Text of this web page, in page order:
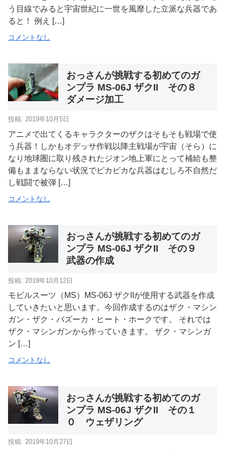
う目線でみると宇宙世紀に一世を風靡した立派な兵器であ
ると！ 例え […]
コメントなし
おっさんが挑戦する初めてのガ
ンプラ MS-06J ザクII その８
ダメージ加工
投稿: 2019年10月5日
アニメで出てくるキャラクターのザクはそもそも戦場で使
う兵器！しかもオデッサ作戦以降主戦場が宇宙（そら）に
なり地球圏に取り残されたジオン地上軍にとって補給も整
備もままならない状況でピカピカな兵器はむしろ不自然だ
し戦闘で被弾 […]
コメントなし
おっさんが挑戦する初めてのガ
ンプラ MS-06J ザクII その９
武器の作成
投稿: 2019年10月12日
モビルスーツ（MS）MS-06J ザクIIが使用する武器を作成
していきたいと思います。今回作成するのはザク・マシン
ガン・ザク・バズーカ・ヒート・ホークです。 それでは
ザク・マシンガンから作っていきます。 ザク・マシンガ
ン […]
コメントなし
おっさんが挑戦する初めてのガ
ンプラ MS-06J ザクII その１
０ ウェザリング
投稿: 2019年10月27日